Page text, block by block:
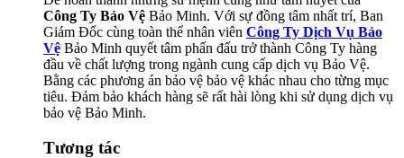
Công Ty Bảo Vệ Bảo Minh. Với sự đồng tâm nhất trí, Ban
Giám Đốc cùng toàn thể nhân viên Công Ty Dịch Vụ Bảo
Vệ Bảo Minh quyết tâm phấn đấu trở thành Công Ty hàng
đầu về chất lượng trong ngành cung cấp dịch vụ Bảo Vệ.
Bằng các phương án bảo vệ bảo vệ khác nhau cho từng mục
tiêu. Đảm bảo khách hàng sẽ rất hài lòng khi sử dụng dịch vụ
bảo vệ Bảo Minh.
Tương tác